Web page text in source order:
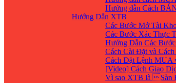
Hướng dẫn Cách
Hướng Dẫn XTB
Các Bước Mở Tài
Các Bước Xác Thực
Hướng Dẫn Các
Cách Cài Đặt và
Cách Đặt Lệnh MUA
[Video] Cách Giao
Vì sao XTB là Sàn